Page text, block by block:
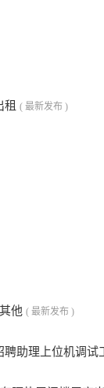
租 ( 最新发布 )
他 ( 最新发布 )
助理上位机调试